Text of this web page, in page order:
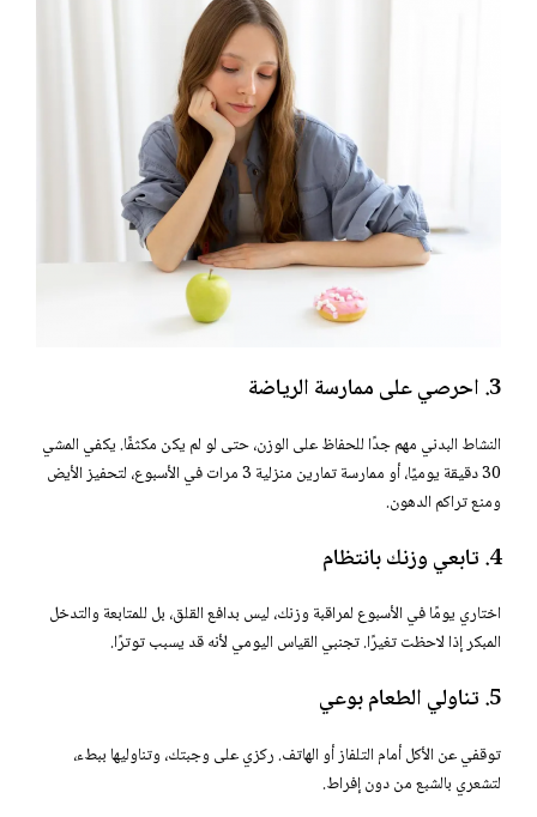
3. احرصي على ممارسة الرياضة
النشاط البدني مهم جدًا للحفاظ على الوزن، حتى لو لم يكن مكثفًا. يكفي المشي
30 دقيقة يوميًا، أو ممارسة تمارين منزلية 3 مرات في الأسبوع، لتحفيز الأيض
ومنع تراكم الدهون.
4. تابعي وزنك بانتظام
اختاري يومًا في الأسبوع لمراقبة وزنك، ليس بدافع القلق، بل للمتابعة والتدخل
المبكر إذا لاحظت تغيرًا. تجنبي القياس اليومي لأنه قد يسبب توترًا.
5. تناولي الطعام بوعي
توقفي عن الأكل أمام التلفاز أو الهاتف. ركزي على وجبتك، وتناوليها ببطء،
لتشعري بالشبع من دون إفراط.